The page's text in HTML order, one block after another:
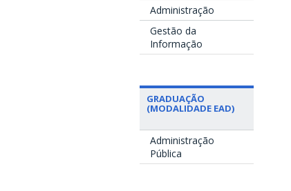
Administração
Gestão da
Informação
GRADUAÇÃO
(MODALIDADE EAD)
Administração
Pública